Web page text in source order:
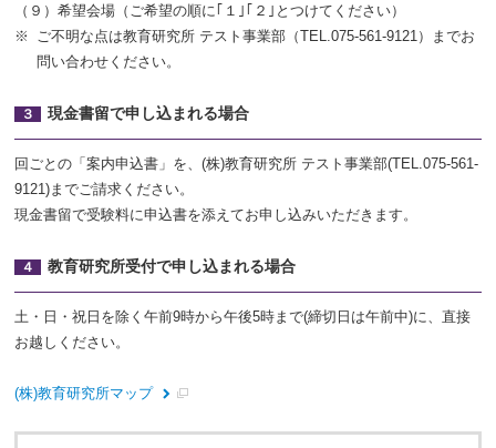
（９）希望会場（ご希望の順に｢１｣｢２｣とつけてください）
ご不明な点は教育研究所 テスト事業部（TEL.075-561-9121）までお
問い合わせください。
３ 現金書留で申し込まれる場合
回ごとの「案内申込書」を、(株)教育研究所 テスト事業部(TEL.075-561-
9121)までご請求ください。
現金書留で受験料に申込書を添えてお申し込みいただきます。
４ 教育研究所受付で申し込まれる場合
土・日・祝日を除く午前9時から午後5時まで(締切日は午前中)に、直接
お越しください。
(株)教育研究所マップ